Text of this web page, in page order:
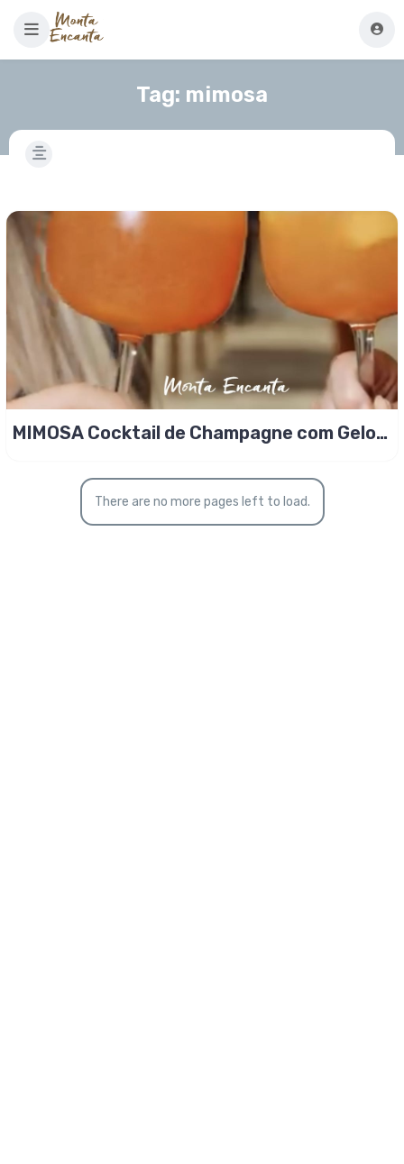
Tag: mimosa
MIMOSA Cocktail de Champagne com Gelo
There are no more pages left to load.